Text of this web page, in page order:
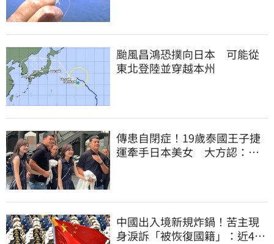
颱風昌鴻恐撲向日本 可能從
東北登陸並穿越本州
傳患自閉症！19歲泰國王子捷
運牽手日本美女 大方認：
中國出入境新規炸鍋！苦主現
身淚訴「被恢復國籍」：近4億